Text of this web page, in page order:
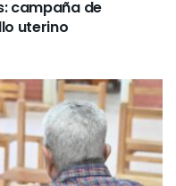
campaña de
uterino